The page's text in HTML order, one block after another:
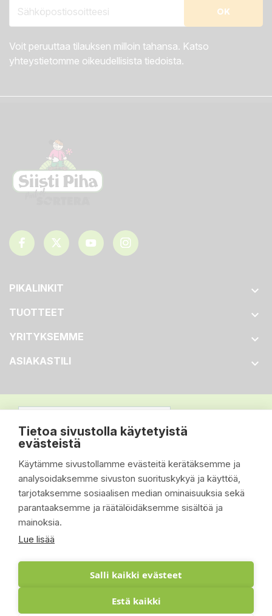
Tietoa sivustolla käytetyistä
evästeistä
Käytämme sivustollamme evästeitä kerätäksemme ja
analysoidaksemme sivuston suorituskykyä ja käyttöä,
tarjotaksemme sosiaalisen median ominaisuuksia sekä
parantaaksemme ja räätälöidäksemme sisältöä ja
mainoksia.
Lue lisää
Salli kaikki evästeet
Estä kaikki
Voit peruuttaa tilauksen milloin tahansa. Katso
yhteystietomme oikeudellisista tiedoista.
PIKALINKIT 
TUOTTEET 
YRITYKSEMME 
ASIAKASTILI 